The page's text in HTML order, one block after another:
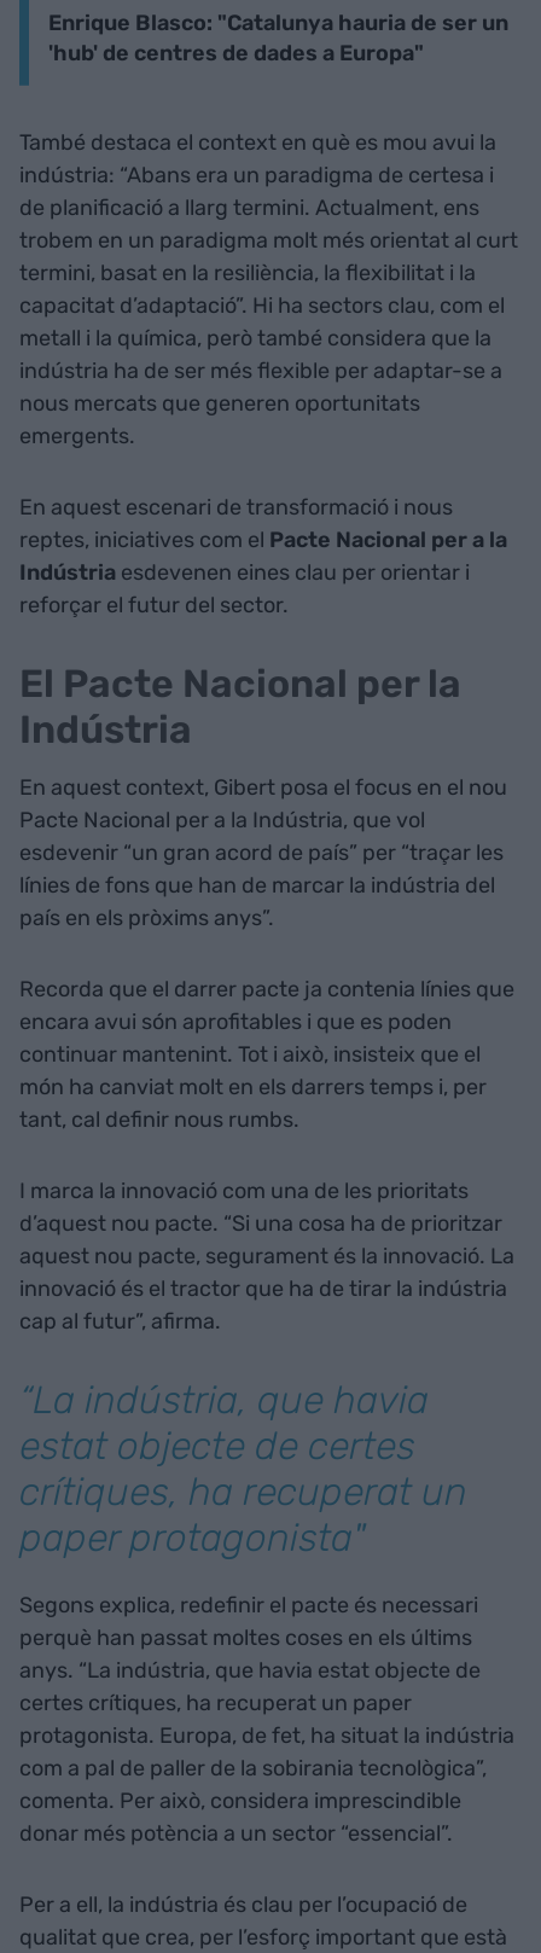
Enrique Blasco: "Catalunya hauria de ser un
'hub' de centres de dades a Europa"
També destaca el context en què es mou avui la
indústria: “Abans era un paradigma de certesa i
de planificació a llarg termini. Actualment, ens
trobem en un paradigma molt més orientat al curt
termini, basat en la resiliència, la flexibilitat i la
capacitat d’adaptació”. Hi ha sectors clau, com el
metall i la química, però també considera que la
indústria ha de ser més flexible per adaptar-se a
nous mercats que generen oportunitats
emergents.
En aquest escenari de transformació i nous
reptes, iniciatives com el Pacte Nacional per a la
Indústria esdevenen eines clau per orientar i
reforçar el futur del sector.
El Pacte Nacional per la
Indústria
En aquest context, Gibert posa el focus en el nou
Pacte Nacional per a la Indústria, que vol
esdevenir “un gran acord de país” per “traçar les
línies de fons que han de marcar la indústria del
país en els pròxims anys”.
Recorda que el darrer pacte ja contenia línies que
encara avui són aprofitables i que es poden
continuar mantenint. Tot i això, insisteix que el
món ha canviat molt en els darrers temps i, per
tant, cal definir nous rumbs.
I marca la innovació com una de les prioritats
d’aquest nou pacte. “Si una cosa ha de prioritzar
aquest nou pacte, segurament és la innovació. La
innovació és el tractor que ha de tirar la indústria
cap al futur”, afirma.
“La indústria, que havia
estat objecte de certes
crítiques, ha recuperat un
paper protagonista"
Segons explica, redefinir el pacte és necessari
perquè han passat moltes coses en els últims
anys. “La indústria, que havia estat objecte de
certes crítiques, ha recuperat un paper
protagonista. Europa, de fet, ha situat la indústria
com a pal de paller de la sobirania tecnològica”,
comenta. Per això, considera imprescindible
donar més potència a un sector “essencial”.
Per a ell, la indústria és clau per l’ocupació de
qualitat que crea, per l’esforç important que està